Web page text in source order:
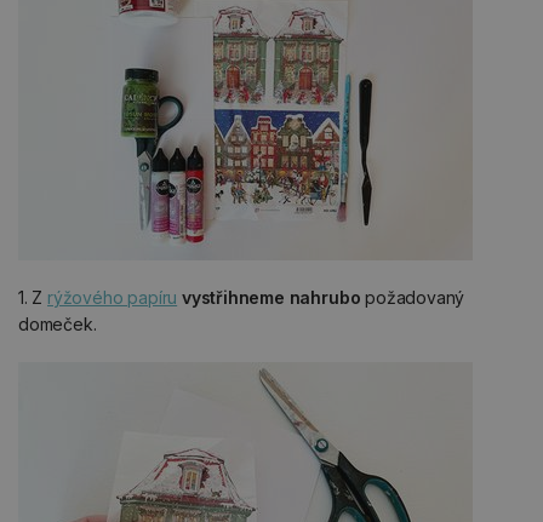
1. Z rýžového papíru vystřihneme nahrubopožadovaný
domeček.